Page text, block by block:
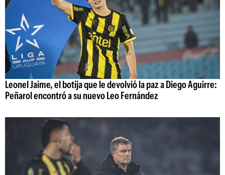
Leonel Jaime, el botija que le devolvió la paz a Diego Aguirre:
Peñarol encontró a su nuevo Leo Fernández